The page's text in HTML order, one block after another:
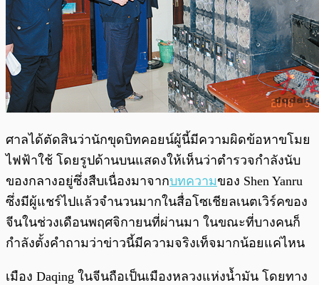
ศาลได้ตัดสินว่านักขุดบิทคอยน์ผู้นี้มีความผิดข้อหาขโมย
ไฟฟ้าใช้ โดยรูปด้านบนแสดงให้เห็นว่าตำรวจกำลังนับ
ของกลางอยู่ซึ่งสืบเนื่องมาจากบทความของ Shen Yanru
ซึ่งมีผู้แชร์ไปแล้วจำนวนมากในสื่อโซเชียลเนตเวิร์คของ
จีนในช่วงเดือนพฤศจิกายนที่ผ่านมา ในขณะที่บางคนก็
กำลังตั้งคำถามว่าข่าวนี้มีความจริงเท็จมากน้อยแค่ไหน
เมือง Daqing ในจีนถือเป็นเมืองหลวงแห่งน้ำมัน โดยทาง